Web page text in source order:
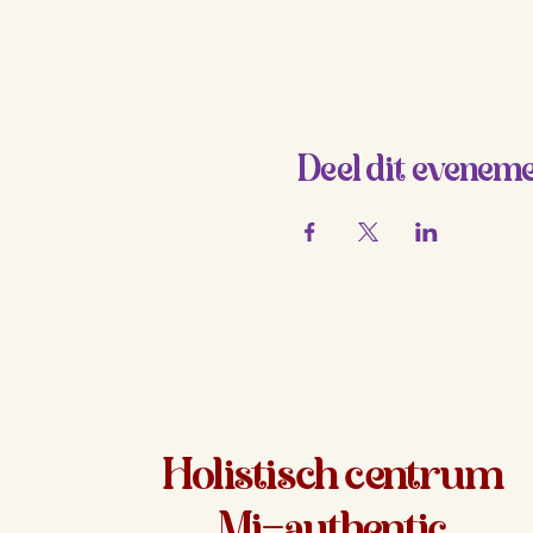
Deel dit
Holistisch centrum